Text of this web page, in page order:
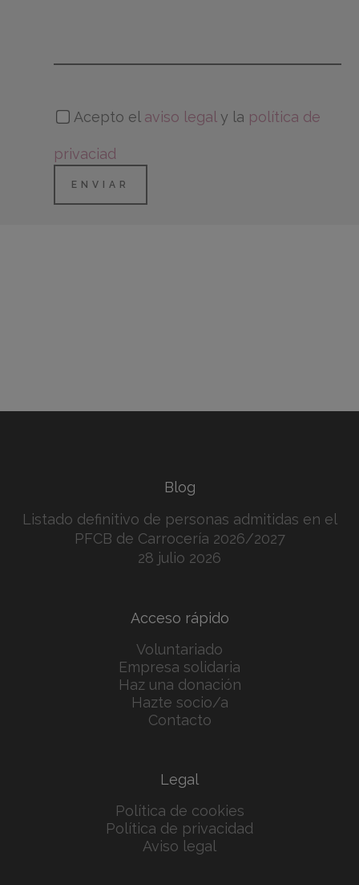
Acepto el aviso legal y la política de
privaciad
Blog
Listado definitivo de personas admitidas en el
PFCB de Carrocería 2026/2027
28 julio 2026
Acceso rápido
Voluntariado
Empresa solidaria
Haz una donación
Hazte socio/a
Contacto
Legal
Política de cookies
Política de privacidad
Aviso legal